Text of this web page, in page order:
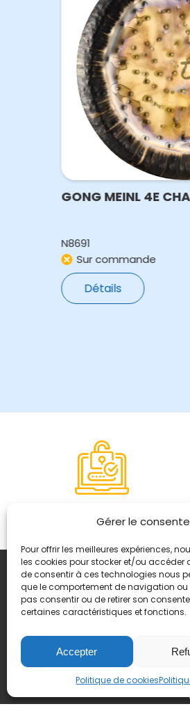
Gérer le
Pour offrir les meilleures expériences,
les cookies pour stocker et/ou accéder
de consentir à ces technologies nous
que le comportement de navigation ou
pas consentir ou de retirer son
certaines caractéristiques et fonctions.
Accepter
Politique de cookies
GONG MEINL 4E
N8691
Sur commande
Détails